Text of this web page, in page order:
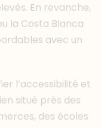
En revanche,
la Costa Blanca
avec un
l’accessibilité et
situé près des
des écoles